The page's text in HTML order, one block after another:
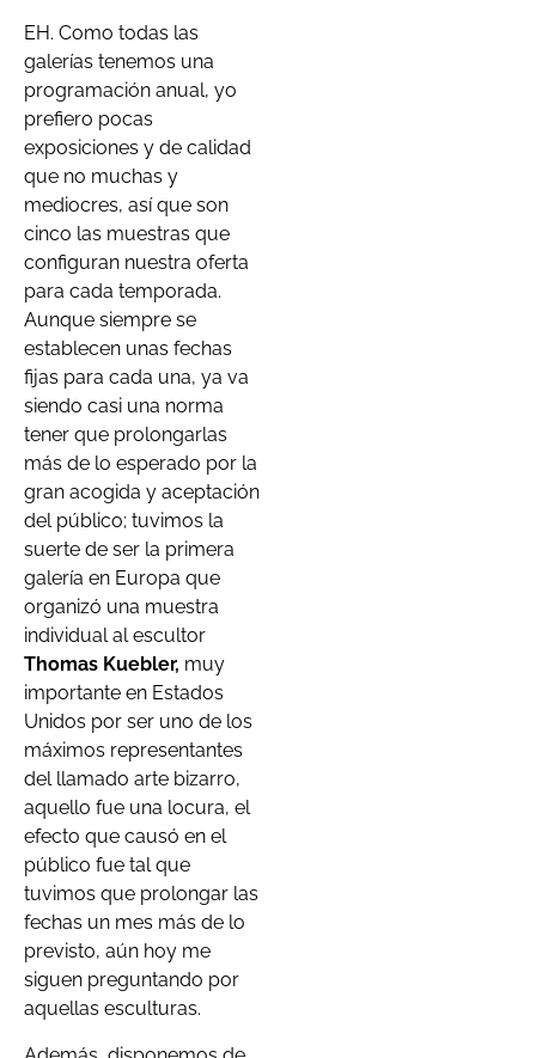
EH. Como todas las
galerías tenemos una
programación anual, yo
prefiero pocas
exposiciones y de calidad
que no muchas y
mediocres, así que son
cinco las muestras que
configuran nuestra oferta
para cada temporada.
Aunque siempre se
establecen unas fechas
fijas para cada una, ya va
siendo casi una norma
tener que prolongarlas
más de lo esperado por la
gran acogida y aceptación
del público; tuvimos la
suerte de ser la primera
galería en Europa que
organizó una muestra
individual al escultor
Thomas Kuebler, muy
importante en Estados
Unidos por ser uno de los
máximos representantes
del llamado arte bizarro,
aquello fue una locura, el
efecto que causó en el
público fue tal que
tuvimos que prolongar las
fechas un mes más de lo
previsto, aún hoy me
siguen preguntando por
aquellas esculturas.